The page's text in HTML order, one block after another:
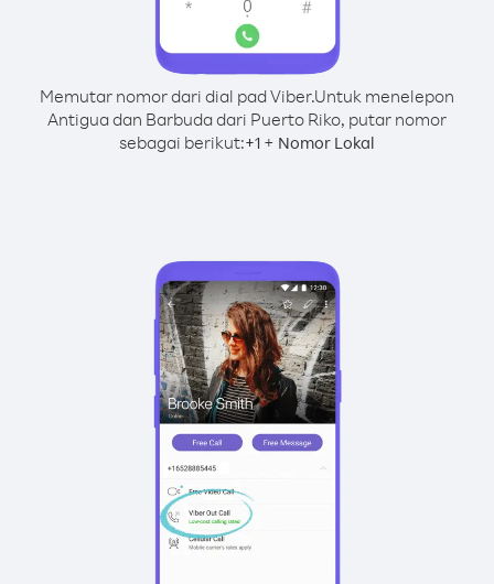
Memutar nomor dari dial pad Viber.Untuk menelepon
Antigua dan Barbuda dari Puerto Riko, putar nomor
sebagai berikut:+1 + Nomor Lokal